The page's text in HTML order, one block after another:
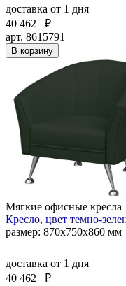
доставка от 1 дня
40 462
₽
арт. 8615791
В корзину
Мягкие офисные кресла
Кресло, цвет темно-
размер: 870х750х860 мм
доставка от 1 дня
40 462
₽